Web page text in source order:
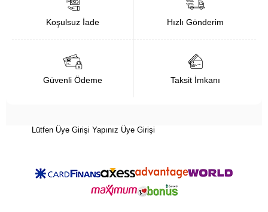
Koşulsuz İade Hızlı Gönderim
Güvenli Ödeme Taksit İmkanı
Lütfen Üye Girişi Yapınız Üye Girişi